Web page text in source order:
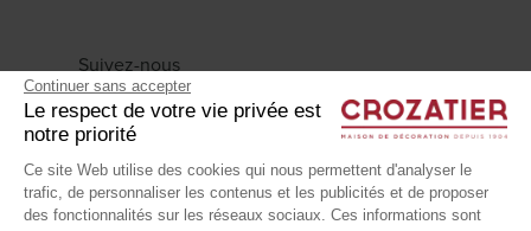
Suivez-nous
Mentions légales Données personnelles
Continuer sans accepter
Le respect de votre vie privée est
notre priorité
Ce site Web utilise des cookies qui nous permettent d'analyser le
trafic, de personnaliser les contenus et les publicités et de proposer
des fonctionnalités sur les réseaux sociaux. Ces informations sont